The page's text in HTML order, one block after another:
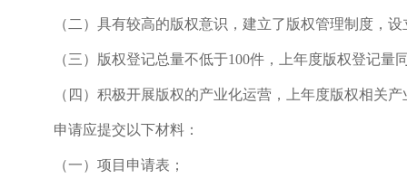
（二）具有较高的版权意识，建立了版权管理制度，设
（三）版权登记总量不低于100件，上年度版权登记量
（四）积极开展版权的产业化运营，上年度版权相关产
申请应提交以下材料：
（一）项目申请表；